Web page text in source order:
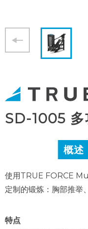
SD-1005
概述
使用TRUE FORCE
定制的锻炼：胸部推举
特点